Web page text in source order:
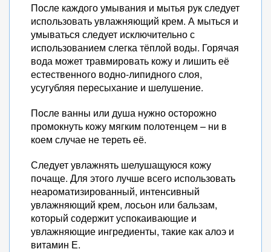
После каждого умывания и мытья рук следует
использовать увлажняющий крем. А мыться и
умываться следует исключительно с
использованием слегка тёплой воды. Горячая
вода может травмировать кожу и лишить её
естественного водно-липидного слоя,
усугубляя пересыхание и шелушение.
После ванны или душа нужно осторожно
промокнуть кожу мягким полотенцем – ни в
коем случае не тереть её.
Следует увлажнять шелушащуюся кожу
почаще. Для этого лучше всего использовать
неароматизированный, интенсивный
увлажняющий крем, лосьон или бальзам,
который содержит успокаивающие и
увлажняющие ингредиенты, такие как алоэ и
витамин Е.